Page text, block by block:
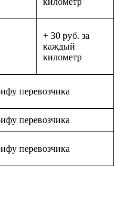
+ 30 руб. за
каждый
километр
перевозчика
перевозчика
перевозчика